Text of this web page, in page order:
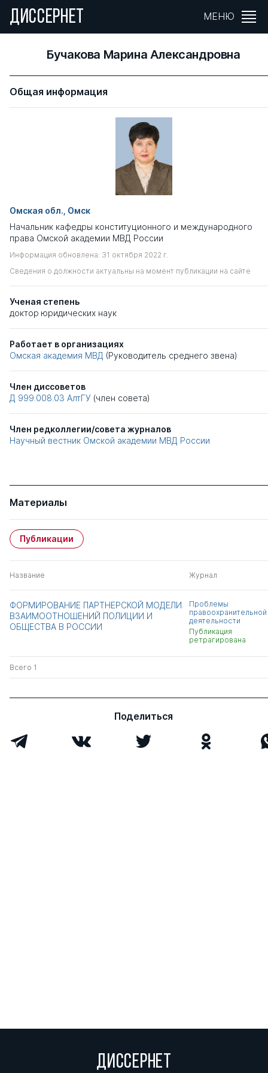
ДИССЕРНЕТ МЕНЮ
Бучакова Марина Александровна
Общая информация
Омская обл., Омск
Начальник кафедры конституционного и международного
права Омской академии МВД России
Информация обновлена: 31 октября 2022 г.
Сведения о должности актуальны на момент публикации на сайте
Ученая степень
доктор юридических наук
Работает в организациях
Омская академия МВД (Руководитель среднего звена)
Член диссоветов
Д 999.008.03 АлтГУ (член совета)
Член редколлегии/совета журналов
Научный вестник Омской академии МВД России
Материалы
Публикации
Название Журнал
ФОРМИРОВАНИЕ ПАРТНЕРСКОЙ МОДЕЛИ
ВЗАИМООТНОШЕНИЙ ПОЛИЦИИ И
ОБЩЕСТВА В РОССИИ
Проблемы
правоохранительной
деятельности
Публикация
ретрагирована
Всего 1
Поделиться
ДИССЕРНЕТ